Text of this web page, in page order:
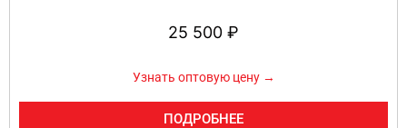
25 500 ₽
Узнать оптовую цену →
ПОДРОБНЕЕ